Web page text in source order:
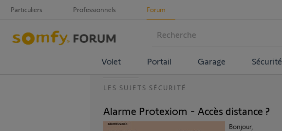
Particuliers Professionnels Forum
Volet Portail Garage Sécurité
LES SUJETS SÉCURITÉ
Alarme Protexiom - Accès distance ?
Bonjour,